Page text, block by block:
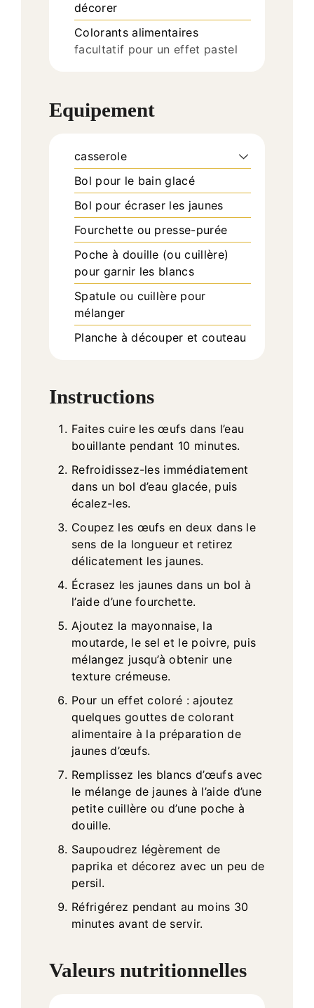
décorer
Colorants alimentaires
facultatif pour un effet pastel
Equipement
casserole
Bol pour le bain glacé
Bol pour écraser les jaunes
Fourchette ou presse-purée
Poche à douille (ou cuillère)
pour garnir les blancs
Spatule ou cuillère pour
mélanger
Planche à découper et couteau
Instructions
Faites cuire les œufs dans l’eau
bouillante pendant 10 minutes.
Refroidissez-les immédiatement
dans un bol d’eau glacée, puis
écalez-les.
Coupez les œufs en deux dans le
sens de la longueur et retirez
délicatement les jaunes.
Écrasez les jaunes dans un bol à
l’aide d’une fourchette.
Ajoutez la mayonnaise, la
moutarde, le sel et le poivre, puis
mélangez jusqu’à obtenir une
texture crémeuse.
Pour un effet coloré : ajoutez
quelques gouttes de colorant
alimentaire à la préparation de
jaunes d’œufs.
Remplissez les blancs d’œufs avec
le mélange de jaunes à l’aide d’une
petite cuillère ou d’une poche à
douille.
Saupoudrez légèrement de
paprika et décorez avec un peu de
persil.
Réfrigérez pendant au moins 30
minutes avant de servir.
Valeurs nutritionnelles